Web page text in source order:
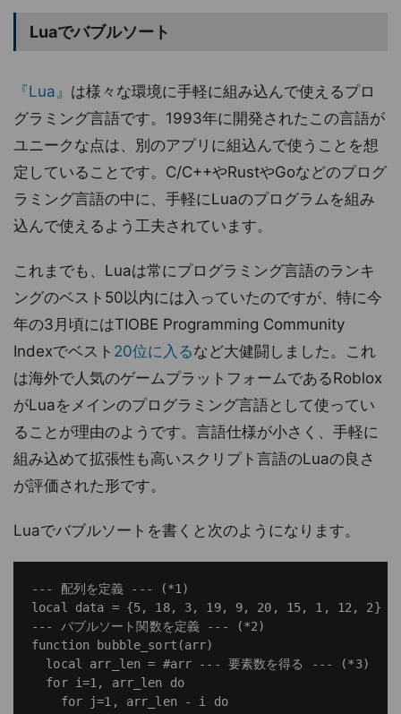
Luaでバブルソート
『Lua』 は様々な環境に手軽に組み込んで使えるプロ
グラミング言語です。1993年に開発されたこの言語が
ユニークな点は、別のアプリに組込んで使うことを想
定していることです。C/C++やRustやGoなどのプログ
ラミング言語の中に、手軽にLuaのプログラムを組み
込んで使えるよう工夫されています。
これまでも、Luaは常にプログラミング言語のランキ
ングのベスト50以内には入っていたのですが、特に今
年の3月頃にはTIOBE Programming Community
Indexでベスト 20位に入るなど大健闘しました。これ
は海外で人気のゲームプラットフォームであるRoblox
がLuaをメインのプログラミング言語として使ってい
ることが理由のようです。言語仕様が小さく、手軽に
組み込めて拡張性も高いスクリプト言語のLuaの良さ
が評価された形です。
Luaでバブルソートを書くと次のようになります。
--- 配列を定義 --- (*1)
local data = {5, 18, 3, 19, 9, 20, 15, 1, 12, 2}
--- バブルソート関数を定義 --- (*2)
function bubble_sort(arr)
  local arr_len = #arr --- 要素数を得る --- (*3)
  for i=1, arr_len do
    for j=1, arr_len - i do